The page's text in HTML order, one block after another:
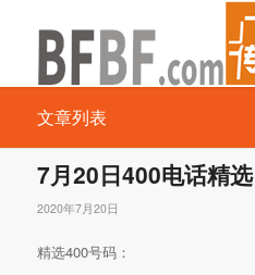
文章列表
7月20日400电话精选
2020年7月20日
精选400号码：